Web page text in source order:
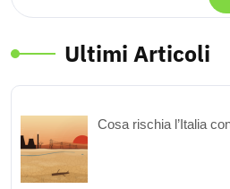
Ultimi Articoli
Cosa rischia l’Italia